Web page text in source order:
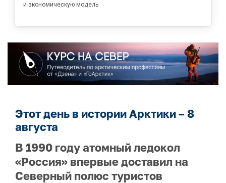
и экономическую модель
Этот день в истории Арктики – 8
августа
В 1990 году атомный ледокол
«Россия» впервые доставил на
Северный полюс туристов